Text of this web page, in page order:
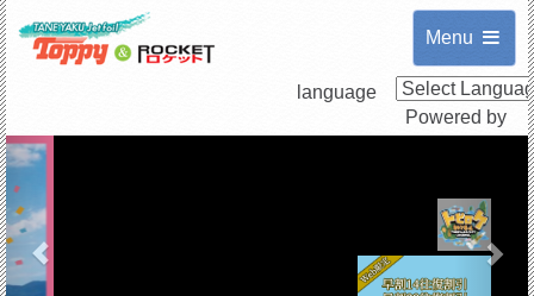
Menu
language
Powered by
Previous